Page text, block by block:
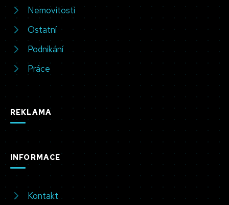
Nemovitosti
Ostatní
Podnikání
Práce
REKLAMA
INFORMACE
Kontakt